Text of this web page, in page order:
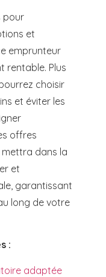
pour
et
emprunteur
rentable. Plus
choisir
et éviter les
offres
mettra dans la
et
garantissant
long de votre
:
adaptée